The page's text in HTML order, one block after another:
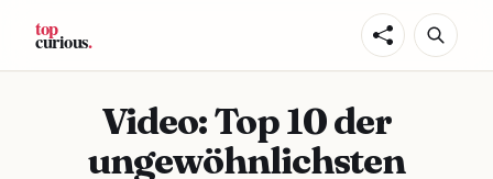
Video: Top 10 der
ungewöhnlichsten